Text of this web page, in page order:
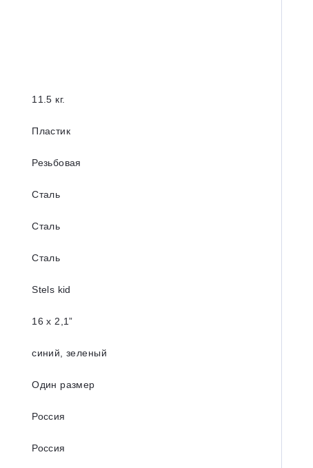
11.5 кг.
Пластик
Резьбовая
Сталь
Сталь
Сталь
Stels kid
16 x 2,1”
синий, зеленый
Один размер
Россия
Россия